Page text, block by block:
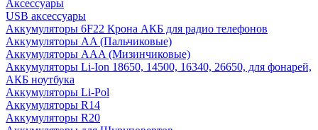
Аксессуары
USB аксессуары
Аккумуляторы 6F22 Крона АКБ для радио телефонов
Аккумуляторы AA (Пальчиковые)
Аккумуляторы AAA (Мизинчиковые)
Аккумуляторы Li-Ion 18650, 14500, 16340, 26650, для фонарей,
АКБ ноутбука
Аккумуляторы Li-Pol
Аккумуляторы R14
Аккумуляторы R20